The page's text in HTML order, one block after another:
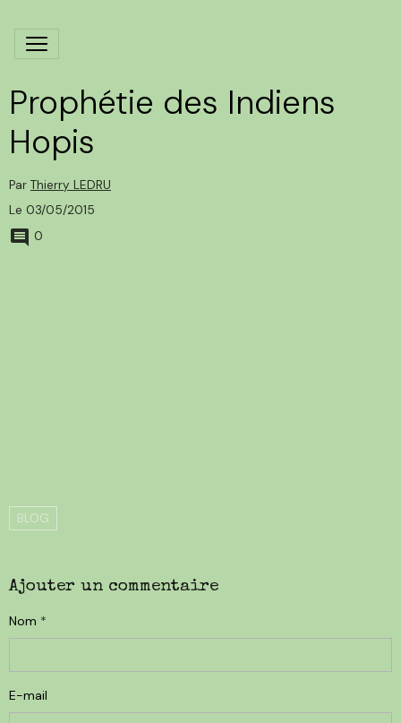
Prophétie des Indiens
Hopis
Par Thierry LEDRU
Le 03/05/2015
0
BLOG
Ajouter un commentaire
Nom
E-mail